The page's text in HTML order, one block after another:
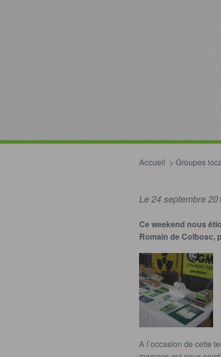
Accueil Groupes
Le 24 septembre
Ce weekend nous
Romain de Colbosc,
A l’occasion de cette